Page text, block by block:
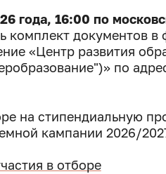
года, 16:00 по
комплект документов в
«Центр развития
по
на стипендиальную
кампании 2026/
в отборе